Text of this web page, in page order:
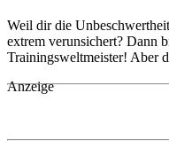
Weil dir die
extrem verunsichert? Dann
Trainingsweltmeister! Aber
Anzeige